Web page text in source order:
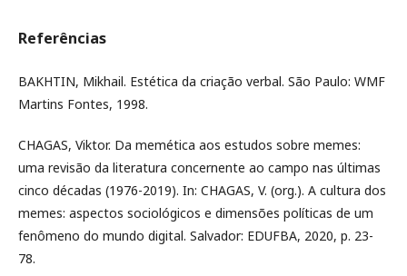
Referências
BAKHTIN, Mikhail. Estética da criação verbal. São Paulo: WMF
Martins Fontes, 1998.
CHAGAS, Viktor. Da memética aos estudos sobre memes:
uma revisão da literatura concernente ao campo nas últimas
cinco décadas (1976-2019). In: CHAGAS, V. (org.). A cultura dos
memes: aspectos sociológicos e dimensões políticas de um
fenômeno do mundo digital. Salvador: EDUFBA, 2020, p. 23-
78.